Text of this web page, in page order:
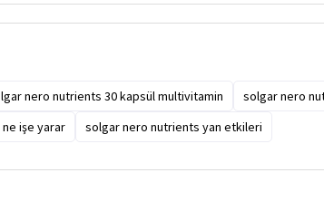
nero nutrients 30 kapsül multivitamin solgar nero
işe yarar solgar nero nutrients yan etkileri